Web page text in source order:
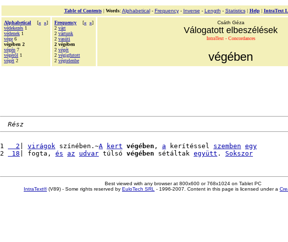
Table of Contents| Words: Alphabetical- Frequency- Inverse - Length - Statistics| Help| IntraText
Alphabetical [« »]
védekezés 1
védenek 1
vége 6
végében 2
végén 7
végérõl 1
végét 2
Frequency [« »]
2 várt
2 vártunk
2 vasúti
2 végében
2 végét
2 végigfutott
2 végtelenbe
Csáth Géza
Válogatott elbeszélések
IntraText - Concordances
végében
Rész
1
  2
virágok színében.~A kert végében , a kerítéssel szemben egy
2
18 | fogta, és az udvar túlsó végében sétáltak együtt . Sokszor
Best viewed with any browser at 800x600 or 768x1024 on Tablet PC
IntraText®(V89) - Some rights reserved by EuloTech SRL - 1996-2007. Content in this page is licensed under a